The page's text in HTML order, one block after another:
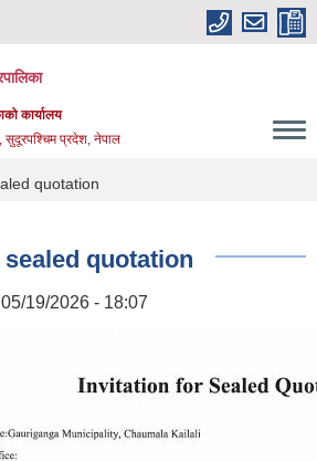
कार्यालय
सुदूरपश्चिम प्रदेश, नेपाल
quotation
quotation
19/2026 - 18:07